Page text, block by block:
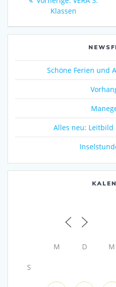
Beitrag:
Klassen
Schöne Ferien und
Alles neu:
M D M
S